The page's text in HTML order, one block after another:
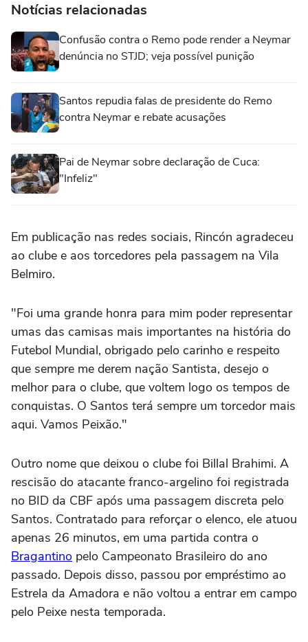
Notícias relacionadas
Confusão contra o Remo pode render a Neymar
denúncia no STJD; veja possível punição
Santos repudia falas de presidente do Remo
contra Neymar e rebate acusações
Pai de Neymar sobre declaração de Cuca:
"Infeliz"
Em publicação nas redes sociais, Rincón agradeceu
ao clube e aos torcedores pela passagem na Vila
Belmiro.
"Foi uma grande honra para mim poder representar
umas das camisas mais importantes na história do
Futebol Mundial, obrigado pelo carinho e respeito
que sempre me derem nação Santista, desejo o
melhor para o clube, que voltem logo os tempos de
conquistas. O Santos terá sempre um torcedor mais
aqui. Vamos Peixão."
Outro nome que deixou o clube foi Billal Brahimi. A
rescisão do atacante franco-argelino foi registrada
no BID da CBF após uma passagem discreta pelo
Santos. Contratado para reforçar o elenco, ele atuou
apenas 26 minutos, em uma partida contra o
Bragantino pelo Campeonato Brasileiro do ano
passado. Depois disso, passou por empréstimo ao
Estrela da Amadora e não voltou a entrar em campo
pelo Peixe nesta temporada.